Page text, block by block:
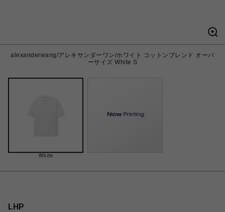
alexanderwang/アレキサンダーワン/ホワイト コットンブレンド オーバ
ーサイズ White S
White
LHP